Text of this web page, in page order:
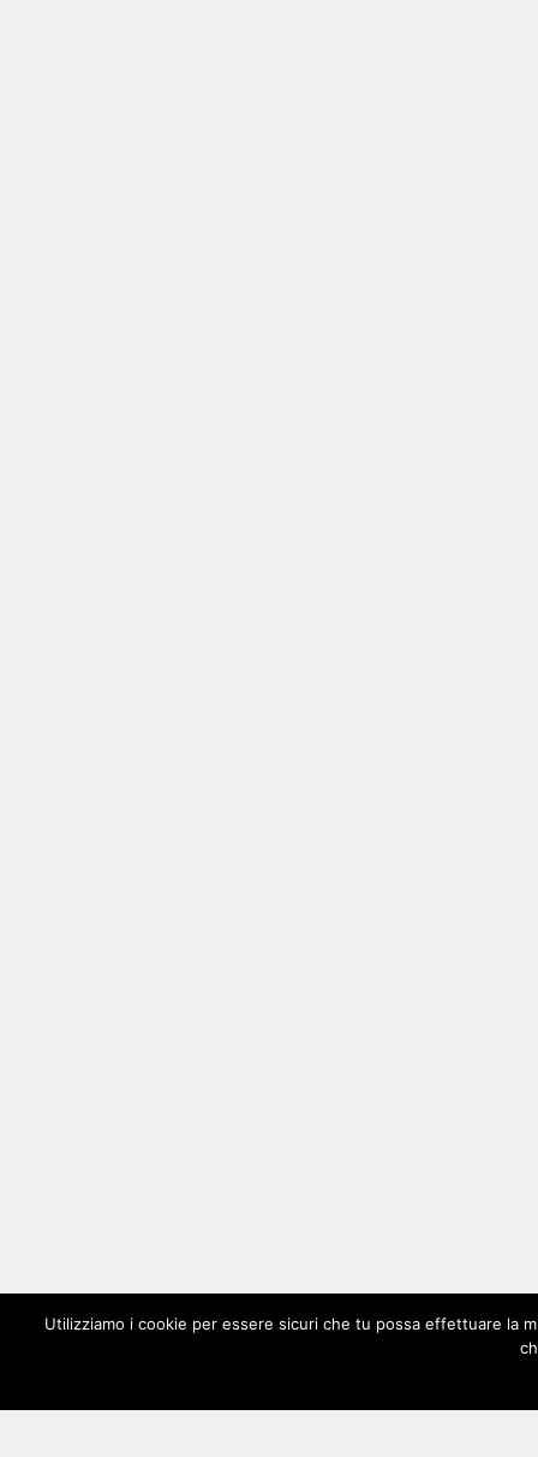
Utilizziamo i cookie per essere sicuri che tu possa effettuare la